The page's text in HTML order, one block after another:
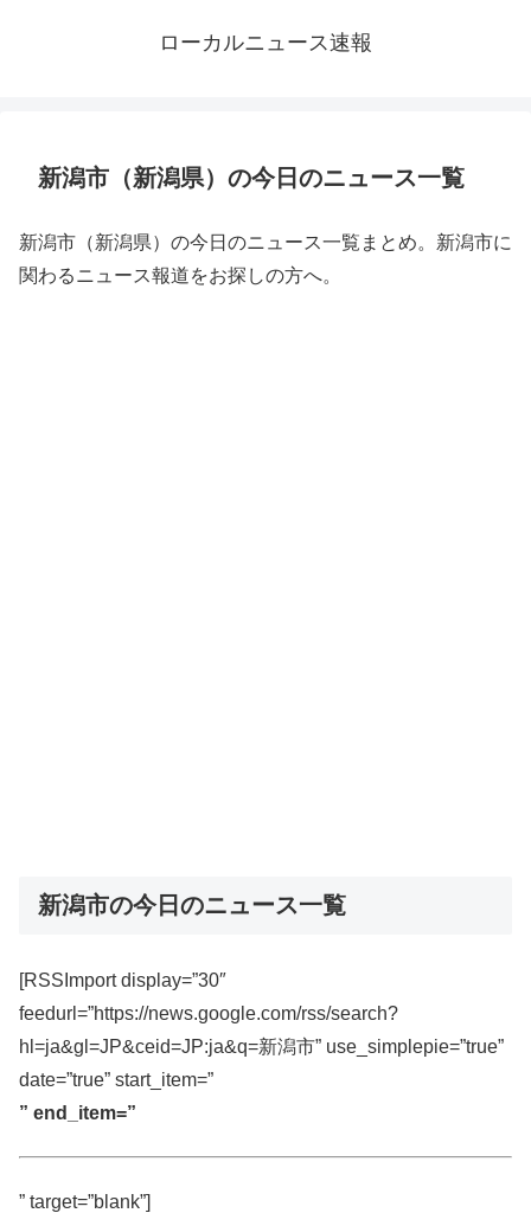
ローカルニュース速報
新潟市（新潟県）の今日のニュース一覧
新潟市（新潟県）の今日のニュース一覧まとめ。新潟市に
関わるニュース報道をお探しの方へ。
新潟市の今日のニュース一覧
[RSSImport display=”30″
feedurl=”https://news.google.com/rss/search?
hl=ja&gl=JP&ceid=JP:ja&q=新潟市” use_simplepie=”true”
date=”true” start_item=”
” end_item=”
” target=”blank”]